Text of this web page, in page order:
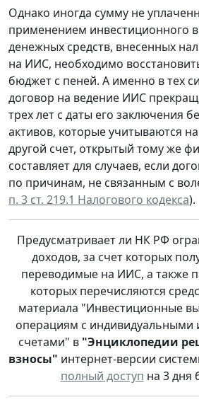
Однако иногда сумму не
применением инвестиционного
денежных средств, внесенных
на ИИС, необходимо
бюджет с пеней. А именно в тех
договор на ведение ИИС
трех лет с даты его заключения
активов, которые учитываются
другой счет, открытый тому же
составляет для случаев, если
по причинам, не связанным с
п. 3 ст. 219.1 Налогового кодекса).
Предусматривает ли НК РФ
доходов, за счет которых
переводимые на ИИС, а также
которых перечисляются
материала "Инвестиционные
операциям с
счетами" в "Энциклопедии
взносы" интернет-версии
полный доступ на 3 дня